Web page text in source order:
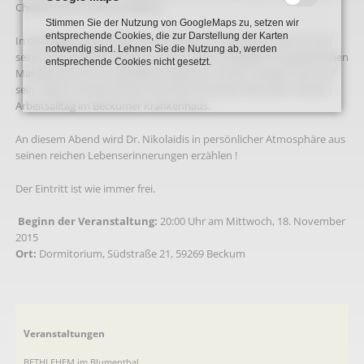
Chefärzte der Inneren Medizin.
In der Begegnung im Blumenthal blickt Dr. Nikolaidis nicht nur auf
seinen persönlichen Weg von einem kleinen Bergdorf im griechischen
Makedonien bis ins westfälische Beckum zurück, sondern auch auf
sein Leben im Münsterland und den immensen Wandel in seinem
Arbeitsalltag im Beckumer Krankenhaus.
An diesem Abend wird Dr. Nikolaidis in persönlicher Atmosphäre aus
seinen reichen Lebenserinnerungen erzählen !
Der Eintritt ist wie immer frei.
Beginn der Veranstaltung: 20:00 Uhr am Mittwoch, 18. November
2015
Ort: Dormitorium, Südstraße 21, 59269 Beckum
Navigation
Veranstaltungen
Stimmen Sie der Nutzung von GoogleMaps zu, setzen wir
entsprechende Cookies, die zur Darstellung der Karten
notwendig sind. Lehnen Sie die Nutzung ab, werden
entsprechende Cookies nicht gesetzt.